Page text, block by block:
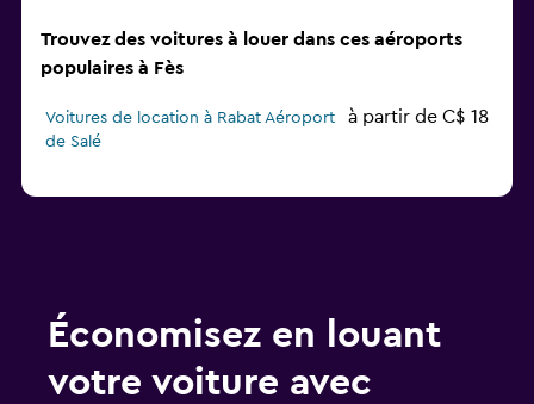
Trouvez des voitures à louer dans ces aéroports
populaires à Fès
Voitures de location à Rabat Aéroport
de Salé
à partir de C$ 18
Économisez en louant
votre voiture avec